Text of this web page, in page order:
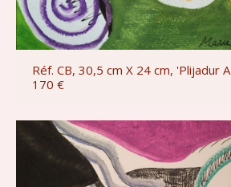
Réf. CB, 30,5 cm X 24 cm, 'Plijadur
170 €